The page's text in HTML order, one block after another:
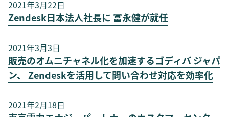
2021年3月22日
Zendesk日本法人社長に 冨永健が就任
2021年3月3日
販売のオムニチャネル化を加速するゴディバ ジャパ
ン、 Zendeskを活用して問い合わせ対応を効率化
2021年2月18日